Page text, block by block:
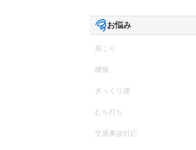
お悩み
肩こり
腰痛
ぎっくり腰
むち打ち
交通事故対応